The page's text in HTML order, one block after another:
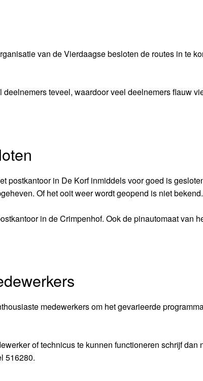
van de Vierdaagse besloten de routes in te
teveel, waardoor veel deelnemers flauw
postkantoor in De Korf inmiddels voor goed is
Of het ooit weer wordt geopend is niet bekend.
in de Crimpenhof. Ook de pinautomaat van
medewerkers om het gevarieerde
of technicus te kunnen functioneren schrijf dan
516280.